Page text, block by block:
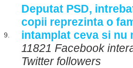
9.
Deputat PSD,
copii reprezinta o
intamplat ceva si nu
11821 Facebook
Twitter followers